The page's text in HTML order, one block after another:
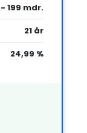
199 mdr.
21 år
24,99 %